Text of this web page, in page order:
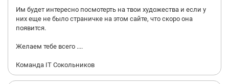
Им будет интересно посмотерть на твои художества и если у
них еще не было страничке на этом сайте, что скоро она
появится.
Желаем тебе всего ....
Команда IT Сокольников